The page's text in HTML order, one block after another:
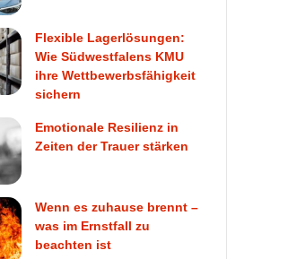
Flexible Lagerlösungen:
Wie Südwestfalens KMU
ihre Wettbewerbsfähigkeit
sichern
Emotionale Resilienz in
Zeiten der Trauer stärken
Wenn es zuhause brennt –
was im Ernstfall zu
beachten ist